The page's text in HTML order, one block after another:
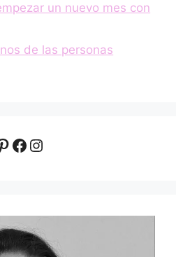
un nuevo mes con
de las personas
Facebook
Instagram